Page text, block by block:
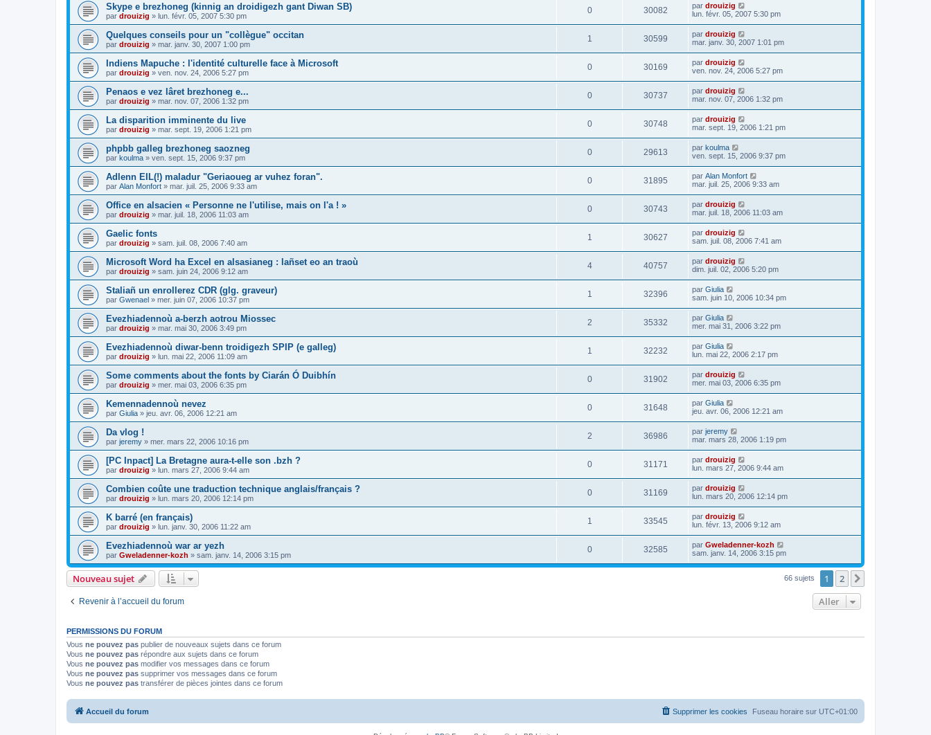
Skype e brezhoneg (kinnig an droidigezh gant Diwan SB)
par drouizig » lun. févr. 05, 2007 5:30 pm
0 30082 par drouizig
lun. févr. 05, 2007 5:30 pm
Quelques conseils pour un "collègue" occitan
par drouizig » mar. janv. 30, 2007 1:00 pm
1 30599 par drouizig
mar. janv. 30, 2007 1:01 pm
Indiens Mapuche : l'identité culturelle face à Microsoft
par drouizig » ven. nov. 24, 2006 5:27 pm
0 30169 par drouizig
ven. nov. 24, 2006 5:27 pm
Penaos e vez lâret brezhoneg e...
par drouizig » mar. nov. 07, 2006 1:32 pm
0 30737 par drouizig
mar. nov. 07, 2006 1:32 pm
La disparition imminente du live
par drouizig » mar. sept. 19, 2006 1:21 pm
0 30748 par drouizig
mar. sept. 19, 2006 1:21 pm
phpbb galleg brezhoneg saozneg
par koulma » ven. sept. 15, 2006 9:37 pm
0 29613 par koulma
ven. sept. 15, 2006 9:37 pm
Adlenn EIL(!) maladur "Geriaoueg ar vuhez foran".
par Alan Monfort » mar. juil. 25, 2006 9:33 am
0 31895 par Alan Monfort
mar. juil. 25, 2006 9:33 am
Office en alsacien « Personne ne l'utilise, mais on l'a ! »
par drouizig » mar. juil. 18, 2006 11:03 am
0 30743 par drouizig
mar. juil. 18, 2006 11:03 am
Gaelic fonts
par drouizig » sam. juil. 08, 2006 7:40 am
1 30627 par drouizig
sam. juil. 08, 2006 7:41 am
Microsoft Word ha Excel en alsasianeg : lañset eo an traoù
par drouizig » sam. juin 24, 2006 9:12 am
4 40757 par drouizig
dim. juil. 02, 2006 5:20 pm
Staliañ un enrollerez CDR (glg. graveur)
par Gwenael » mer. juin 07, 2006 10:37 pm
1 32396 par Giulia
sam. juin 10, 2006 10:34 pm
Evezhiadennoù a-berzh aotrou Miossec
par drouizig » mar. mai 30, 2006 3:49 pm
2 35332 par Giulia
mer. mai 31, 2006 3:22 pm
Evezhiadennoù diwar-benn troidigezh SPIP (e galleg)
par drouizig » lun. mai 22, 2006 11:09 am
1 32232 par Giulia
lun. mai 22, 2006 2:17 pm
Some comments about the fonts by Ciarán Ó Duibhín
par drouizig » mer. mai 03, 2006 6:35 pm
0 31902 par drouizig
mer. mai 03, 2006 6:35 pm
Kemennadennoù nevez
par Giulia » jeu. avr. 06, 2006 12:21 am
0 31648 par Giulia
jeu. avr. 06, 2006 12:21 am
Da vlog !
par jeremy » mer. mars 22, 2006 10:16 pm
2 36986 par jeremy
mar. mars 28, 2006 1:19 pm
[PC Inpact] La Bretagne aura-t-elle son .bzh ?
par drouizig » lun. mars 27, 2006 9:44 am
0 31171 par drouizig
lun. mars 27, 2006 9:44 am
Combien coûte une traduction technique anglais/français ?
par drouizig » lun. mars 20, 2006 12:14 pm
0 31169 par drouizig
lun. mars 20, 2006 12:14 pm
K barré (en français)
par drouizig » lun. janv. 30, 2006 11:22 am
1 33545 par drouizig
lun. févr. 13, 2006 9:12 am
Evezhiadennoù war ar yezh
par Gweladenner-kozh » sam. janv. 14, 2006 3:15 pm
0 32585 par Gweladenner-kozh
sam. janv. 14, 2006 3:15 pm
Nouveau sujet 66 sujets 1 2
Revenir à l’accueil du forum Aller
PERMISSIONS DU FORUM
Vous ne pouvez pas publier de nouveaux sujets dans ce forum
Vous ne pouvez pas répondre aux sujets dans ce forum
Vous ne pouvez pas modifier vos messages dans ce forum
Vous ne pouvez pas supprimer vos messages dans ce forum
Vous ne pouvez pas transférer de pièces jointes dans ce forum
Accueil du forum Fuseau horaire sur UTC+01:00
Supprimer les cookies